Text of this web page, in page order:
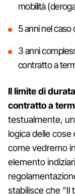
mobilità
5 anni nel caso
3 anni
contratto a
Il limite di
contratto a
testualmente,
logica delle cose
come vedremo
elemento
stabilisce che